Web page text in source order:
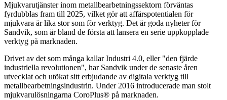
Mjukvarutjänster inom metallbearbetningssektorn förväntas
fyrdubblas fram till 2025, vilket gör att affärspotentialen för
mjukvara är lika stor som för verktyg. Det är goda nyheter för
Sandvik, som är bland de första att lansera en serie uppkopplade
verktyg på marknaden.
Drivet av det som många kallar Industri 4.0, eller "den fjärde
industriella revolutionen", har Sandvik under de senaste åren
utvecklat och utökat sitt erbjudande av digitala verktyg till
metallbearbetningsindustrin. Under 2016 introducerade man stolt
mjukvarulösningarna CoroPlus® på marknaden.